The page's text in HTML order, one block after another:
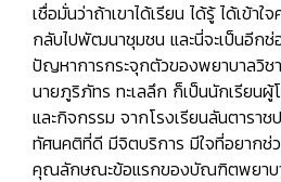
เชื่อมั่นว่าถ้าเขาได้เรียน ได้รู้ ได้เข้า
กลับไปพัฒนาชุมชน และนี่จะเป็นอีกช่
ปัญหาการกระจุกตัวของพยาบาลวิช
นายภูริภัทร ทะเลลึก ก็เป็นนักเรียนผู้
และกิจกรรม จากโรงเรียนลันตาราช
ทัศนคติที่ดี มีจิตบริการ มีใจที่อยากช่
คุณลักษณะข้อแรกของบัณฑิตพยาบ